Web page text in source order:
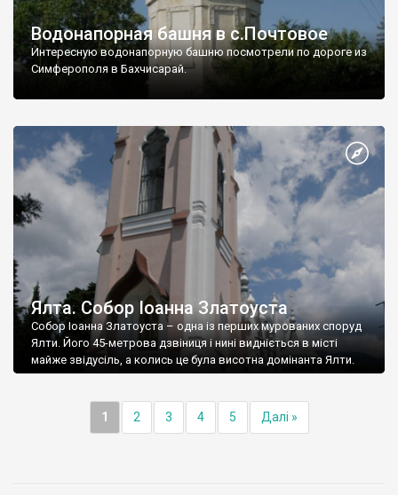
Водонапорная башня в с.Почтовое
Интересную водонапорную башню посмотрели по дороге из
Симферополя в Бахчисарай.
Ялта. Собор Іоанна Златоуста
Собор Іоанна Златоуста – одна із перших мурованих споруд
Ялти. Його 45-метрова дзвіниця і нині видніється в місті
майже звідусіль, а колись це була висотна домінанта Ялти.
1 2 3 4 5 Далі »